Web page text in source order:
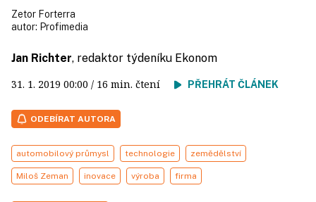
Zetor Forterra
autor: Profimedia
Jan Richter, redaktor týdeníku Ekonom
31. 1. 2019 00:00 / 16 min. čtení PŘEHRÁT ČLÁNEK
ODEBÍRAT AUTORA
automobilový průmysl technologie zemědělství
Miloš Zeman inovace výroba firma